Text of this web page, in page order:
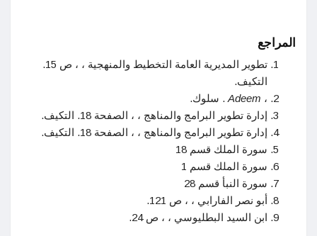
المراجع
تطوير المديرية العامة التخطيط والمنهجية ،
، ص 15.
التكيف.
، Adeem . سلوك.
إدارة تطوير البرامج والمناهج ، ، الصفحة 18. التكيف.
إدارة تطوير البرامج والمناهج ، ، الصفحة 18. التكيف.
سورة الملك قسم 18
سورة الملك قسم 1
سورة النبأ قسم 28
أبو نصر الفارابي ، ، ص 121.
ابن السيد البطليوسي ، ، ص 24.